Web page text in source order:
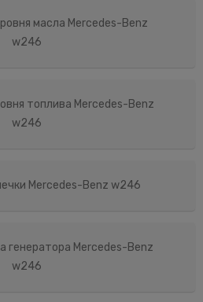
масла Mercedes-Benz
w246
топлива Mercedes-Benz
w246
Mercedes-Benz w246
генератора Mercedes-Benz
w246